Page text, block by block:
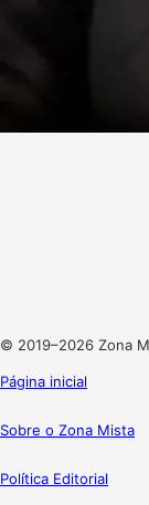
© 2019–2026 Zona
Página inicial
Sobre o Zona Mista
Política Editorial